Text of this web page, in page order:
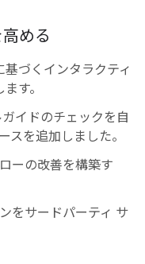
める
づくインタラクティ
す。
イドのチェックを自
スを追加しました。
ーの改善を構築す
をサードパーティ サ